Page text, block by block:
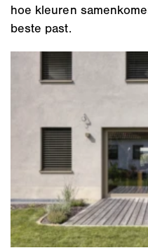
hoe kleuren
beste past.